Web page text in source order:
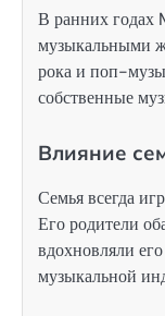
В ранних годах
музыкальными
рока и поп-
собственные
Влияние
Семья всегда
Его родители
вдохновляли
музыкальной